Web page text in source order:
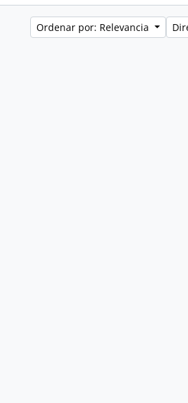
Ordenar por: Relevancia